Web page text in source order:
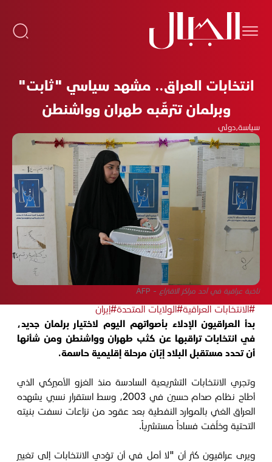
انتخابات العراق.. مشهد سياسي "ثابت"
وبرلمان تترقّبه طهران وواشنطن
سياسة،دولي
ناخبة عراقية في أحد مراكز الاقتراع - AFP
#الانتخابات العراقية#الولايات المتحدة#إيران
بدأ العراقيون الإدلاء بأصواتهم اليوم لاختيار برلمان جديد،
في انتخابات تراقبها عن كثب طهران وواشنطن ومن شأنها
أن تحدد مستقبل البلاد إبّان مرحلة إقليمية حاسمة.
وتجري الانتخابات التشريعية السادسة منذ الغزو الأميركي الذي
أطاح نظام صدام حسين في 2003، وسط استقرار نسبي يشهده
العراق الغني بالموارد النفطية بعد عقود من نزاعات نسفت بنيته
التحتية وخلّفت فساداً مستشرياً.
ويرى عراقيون كثر أن "لا أمل في أن تؤدي الانتخابات إلى تغيير